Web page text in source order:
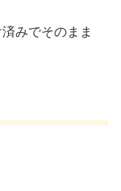
みでそのまま